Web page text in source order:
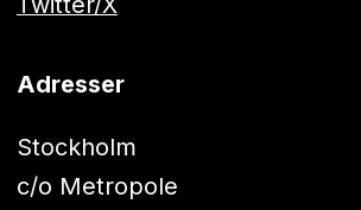
Adresser
Stockholm
c/o Metropole